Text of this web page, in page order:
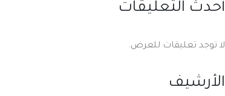
أحدث التعليقات
لا توجد تعليقات للعرض.
الأرشيف